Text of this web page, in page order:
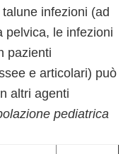
infezioni (ad
pelvica, le infezioni
pazienti
e articolari) può
altri agenti
pediatrica